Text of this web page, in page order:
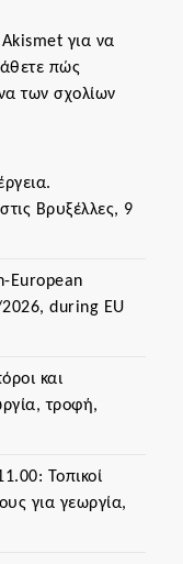
Akismet για να
πώς
των σχολίων
Βρυξέλλες, 9
European
during EU
και
τροφή,
Τοπικοί
για γεωργία,